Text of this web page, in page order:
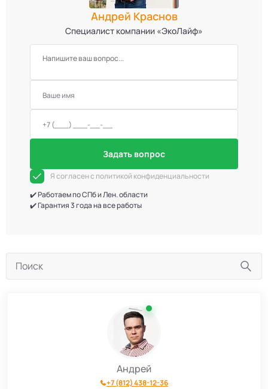
Андрей
+7 (812) 438-12-36
Андрей Краснов
Специалист компании «ЭкоЛайф»
Задать вопрос
Я согласен с политикой конфиденциальности
✔️ Работаем по СПб и Лен. области
✔️ Гарантия 3 года на все работы